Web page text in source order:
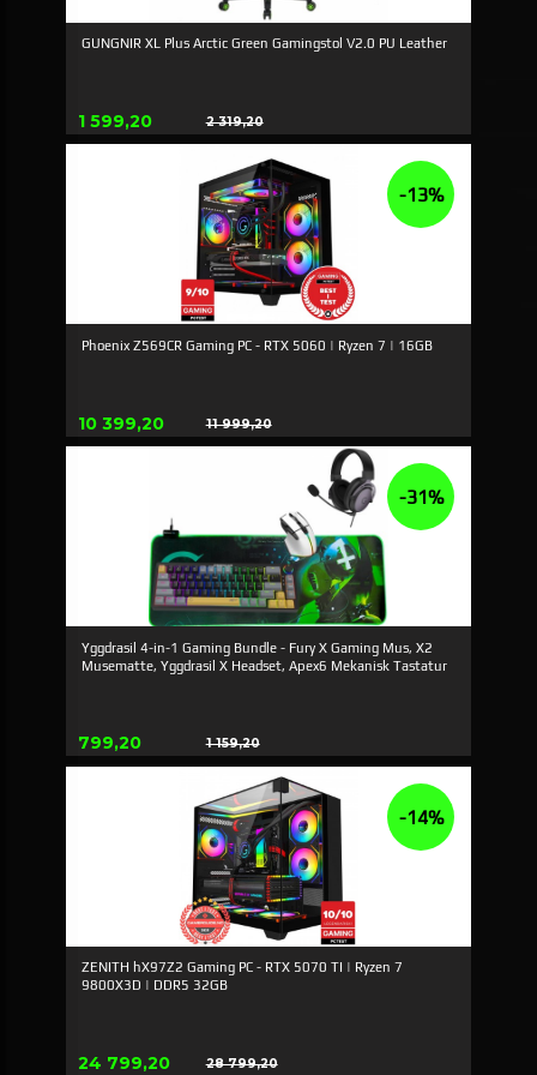
GUNGNIR XL Plus Arctic Green Gamingstol V2.0 PU Leather
Erbjudande
1 599,20 2 319,20
Rabatt
Phoenix Z569CR Gaming PC - RTX 5060 | Ryzen 7 | 16GB
Erbjudande
10 399,20 11 999,20
Rabatt
-13%
Yggdrasil 4-in-1 Gaming Bundle - Fury X Gaming Mus, X2
Musematte, Yggdrasil X Headset, Apex6 Mekanisk Tastatur
Erbjudande
799,20 1 159,20
Rabatt
-31%
ZENITH hX97Z2 Gaming PC - RTX 5070 TI | Ryzen 7
9800X3D | DDR5 32GB
Erbjudande
24 799,20 28 799,20
-14%